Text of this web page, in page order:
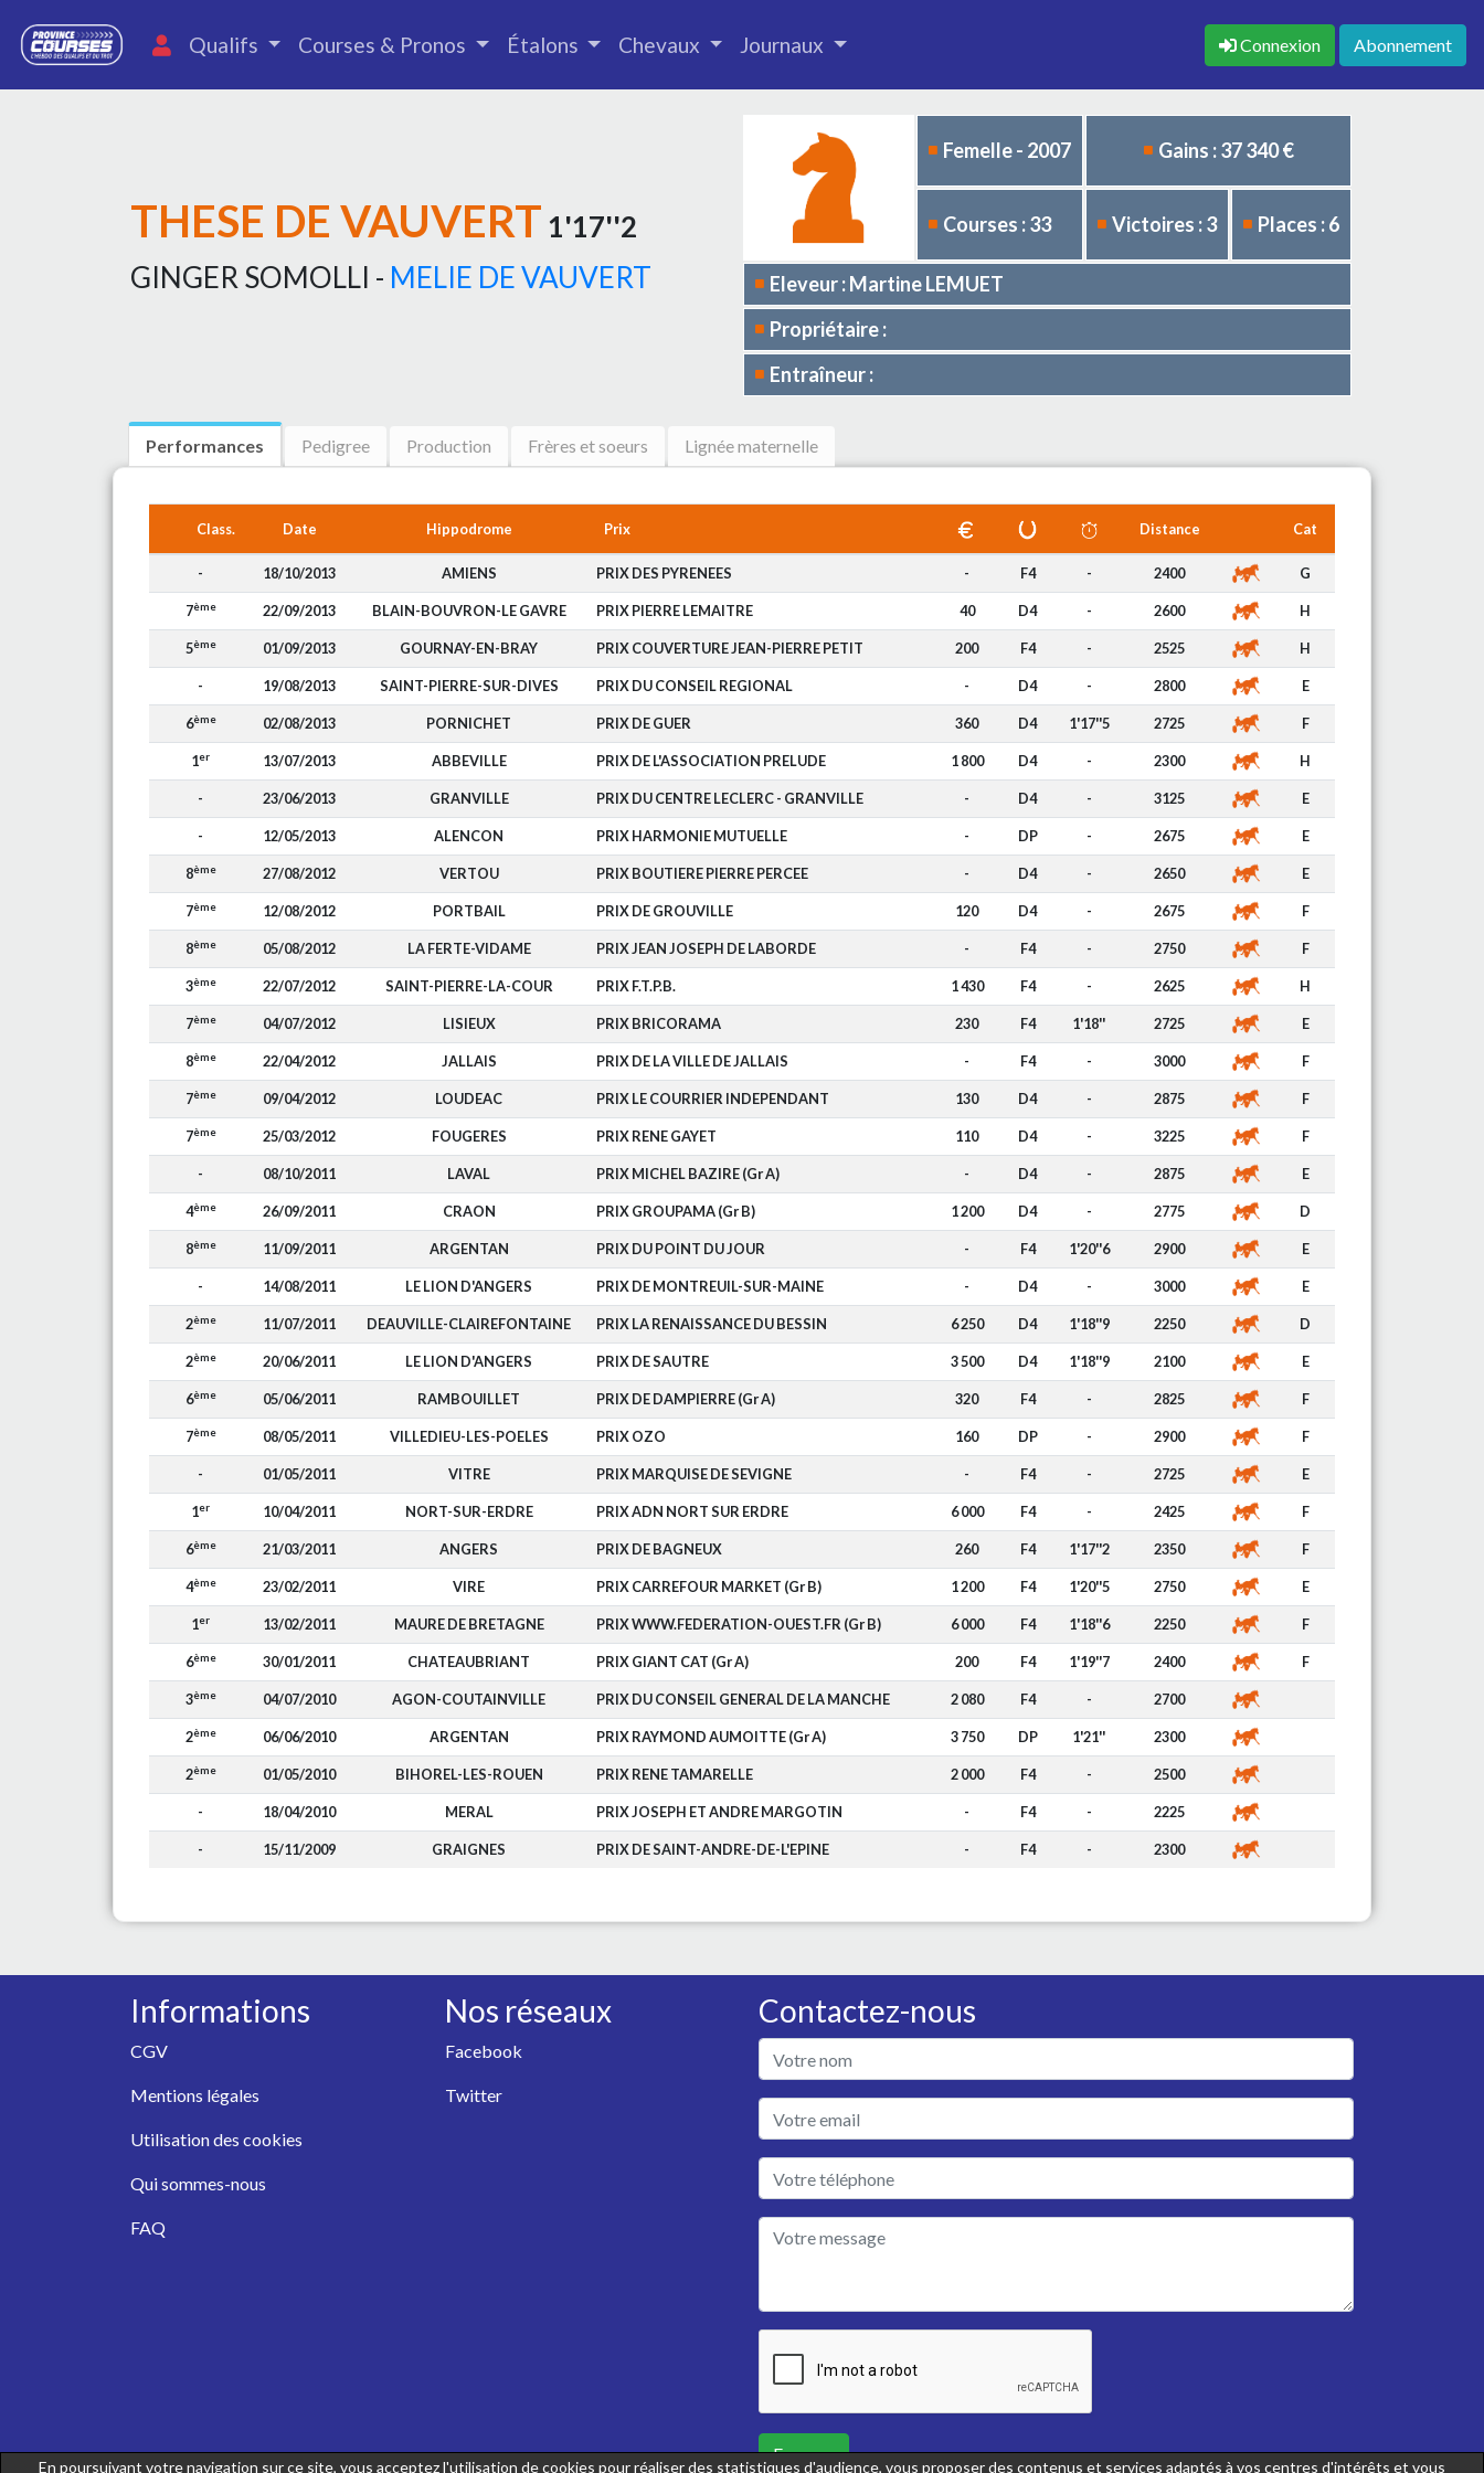
Qualifs Courses & Pronos Étalons Chevaux Journaux Connexion Abonnement
THESE DE VAUVERT 1'17''2
GINGER SOMOLLI - MELIE DE VAUVERT
Femelle - 2007 Gains : 37 340 €
Courses : 33 Victoires : 3 Places : 6
Eleveur : Martine LEMUET
Propriétaire :
Entraîneur :
Performances Pedigree Production Frères et soeurs Lignée maternelle
Class. Date Hippodrome Prix Distance Cat
- 18/10/2013 AMIENS PRIX DES PYRENEES - F4 - 2400 G
7ème 22/09/2013 BLAIN-BOUVRON-LE GAVRE PRIX PIERRE LEMAITRE 40 D4 - 2600 H
5ème 01/09/2013 GOURNAY-EN-BRAY PRIX COUVERTURE JEAN-PIERRE PETIT 200 F4 - 2525 H
- 19/08/2013 SAINT-PIERRE-SUR-DIVES PRIX DU CONSEIL REGIONAL - D4 - 2800 E
6ème 02/08/2013 PORNICHET PRIX DE GUER 360 D4 1'17''5 2725 F
1er 13/07/2013 ABBEVILLE PRIX DE L'ASSOCIATION PRELUDE 1 800 D4 - 2300 H
- 23/06/2013 GRANVILLE PRIX DU CENTRE LECLERC - GRANVILLE - D4 - 3125 E
- 12/05/2013 ALENCON PRIX HARMONIE MUTUELLE - DP - 2675 E
8ème 27/08/2012 VERTOU PRIX BOUTIERE PIERRE PERCEE - D4 - 2650 E
7ème 12/08/2012 PORTBAIL PRIX DE GROUVILLE 120 D4 - 2675 F
8ème 05/08/2012 LA FERTE-VIDAME PRIX JEAN JOSEPH DE LABORDE - F4 - 2750 F
3ème 22/07/2012 SAINT-PIERRE-LA-COUR PRIX F.T.P.B. 1 430 F4 - 2625 H
7ème 04/07/2012 LISIEUX PRIX BRICORAMA 230 F4 1'18'' 2725 E
8ème 22/04/2012 JALLAIS PRIX DE LA VILLE DE JALLAIS - F4 - 3000 F
7ème 09/04/2012 LOUDEAC PRIX LE COURRIER INDEPENDANT 130 D4 - 2875 F
7ème 25/03/2012 FOUGERES PRIX RENE GAYET 110 D4 - 3225 F
- 08/10/2011 LAVAL PRIX MICHEL BAZIRE (Gr A) - D4 - 2875 E
4ème 26/09/2011 CRAON PRIX GROUPAMA (Gr B) 1 200 D4 - 2775 D
8ème 11/09/2011 ARGENTAN PRIX DU POINT DU JOUR - F4 1'20''6 2900 E
- 14/08/2011 LE LION D'ANGERS PRIX DE MONTREUIL-SUR-MAINE - D4 - 3000 E
2ème 11/07/2011 DEAUVILLE-CLAIREFONTAINE PRIX LA RENAISSANCE DU BESSIN 6 250 D4 1'18''9 2250 D
2ème 20/06/2011 LE LION D'ANGERS PRIX DE SAUTRE 3 500 D4 1'18''9 2100 E
6ème 05/06/2011 RAMBOUILLET PRIX DE DAMPIERRE (Gr A) 320 F4 - 2825 F
7ème 08/05/2011 VILLEDIEU-LES-POELES PRIX OZO 160 DP - 2900 F
- 01/05/2011 VITRE PRIX MARQUISE DE SEVIGNE - F4 - 2725 E
1er 10/04/2011 NORT-SUR-ERDRE PRIX ADN NORT SUR ERDRE 6 000 F4 - 2425 F
6ème 21/03/2011 ANGERS PRIX DE BAGNEUX 260 F4 1'17''2 2350 F
4ème 23/02/2011 VIRE PRIX CARREFOUR MARKET (Gr B) 1 200 F4 1'20''5 2750 E
1er 13/02/2011 MAURE DE BRETAGNE PRIX WWW.FEDERATION-OUEST.FR (Gr B) 6 000 F4 1'18''6 2250 F
6ème 30/01/2011 CHATEAUBRIANT PRIX GIANT CAT (Gr A) 200 F4 1'19''7 2400 F
3ème 04/07/2010 AGON-COUTAINVILLE PRIX DU CONSEIL GENERAL DE LA MANCHE 2 080 F4 - 2700
2ème 06/06/2010 ARGENTAN PRIX RAYMOND AUMOITTE (Gr A) 3 750 DP 1'21'' 2300
2ème 01/05/2010 BIHOREL-LES-ROUEN PRIX RENE TAMARELLE 2 000 F4 - 2500
- 18/04/2010 MERAL PRIX JOSEPH ET ANDRE MARGOTIN - F4 - 2225
- 15/11/2009 GRAIGNES PRIX DE SAINT-ANDRE-DE-L'EPINE - F4 - 2300
Informations
CGV
Mentions légales
Utilisation des cookies
Qui sommes-nous
FAQ
Nos réseaux
Facebook
Twitter
Contactez-nous
Envoyer
En poursuivant votre navigation sur ce site, vous acceptez l'utilisation de cookies pour réaliser des statistiques d'audience, vous proposer des contenus et services adaptés à vos centres d'intérêts et vous